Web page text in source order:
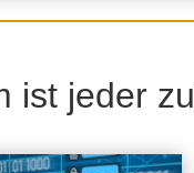
ist jeder